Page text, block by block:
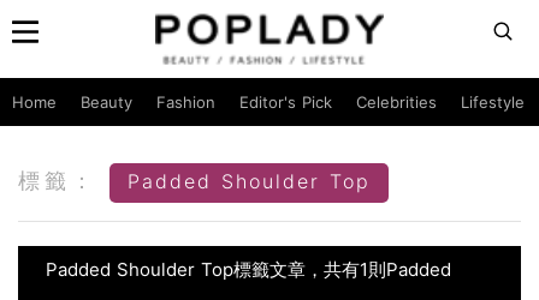
Home Beauty Fashion Editor's Pick Celebrities Lifestyle
標籤： Padded Shoulder Top
Padded Shoulder Top標籤文章，共有1則Padded